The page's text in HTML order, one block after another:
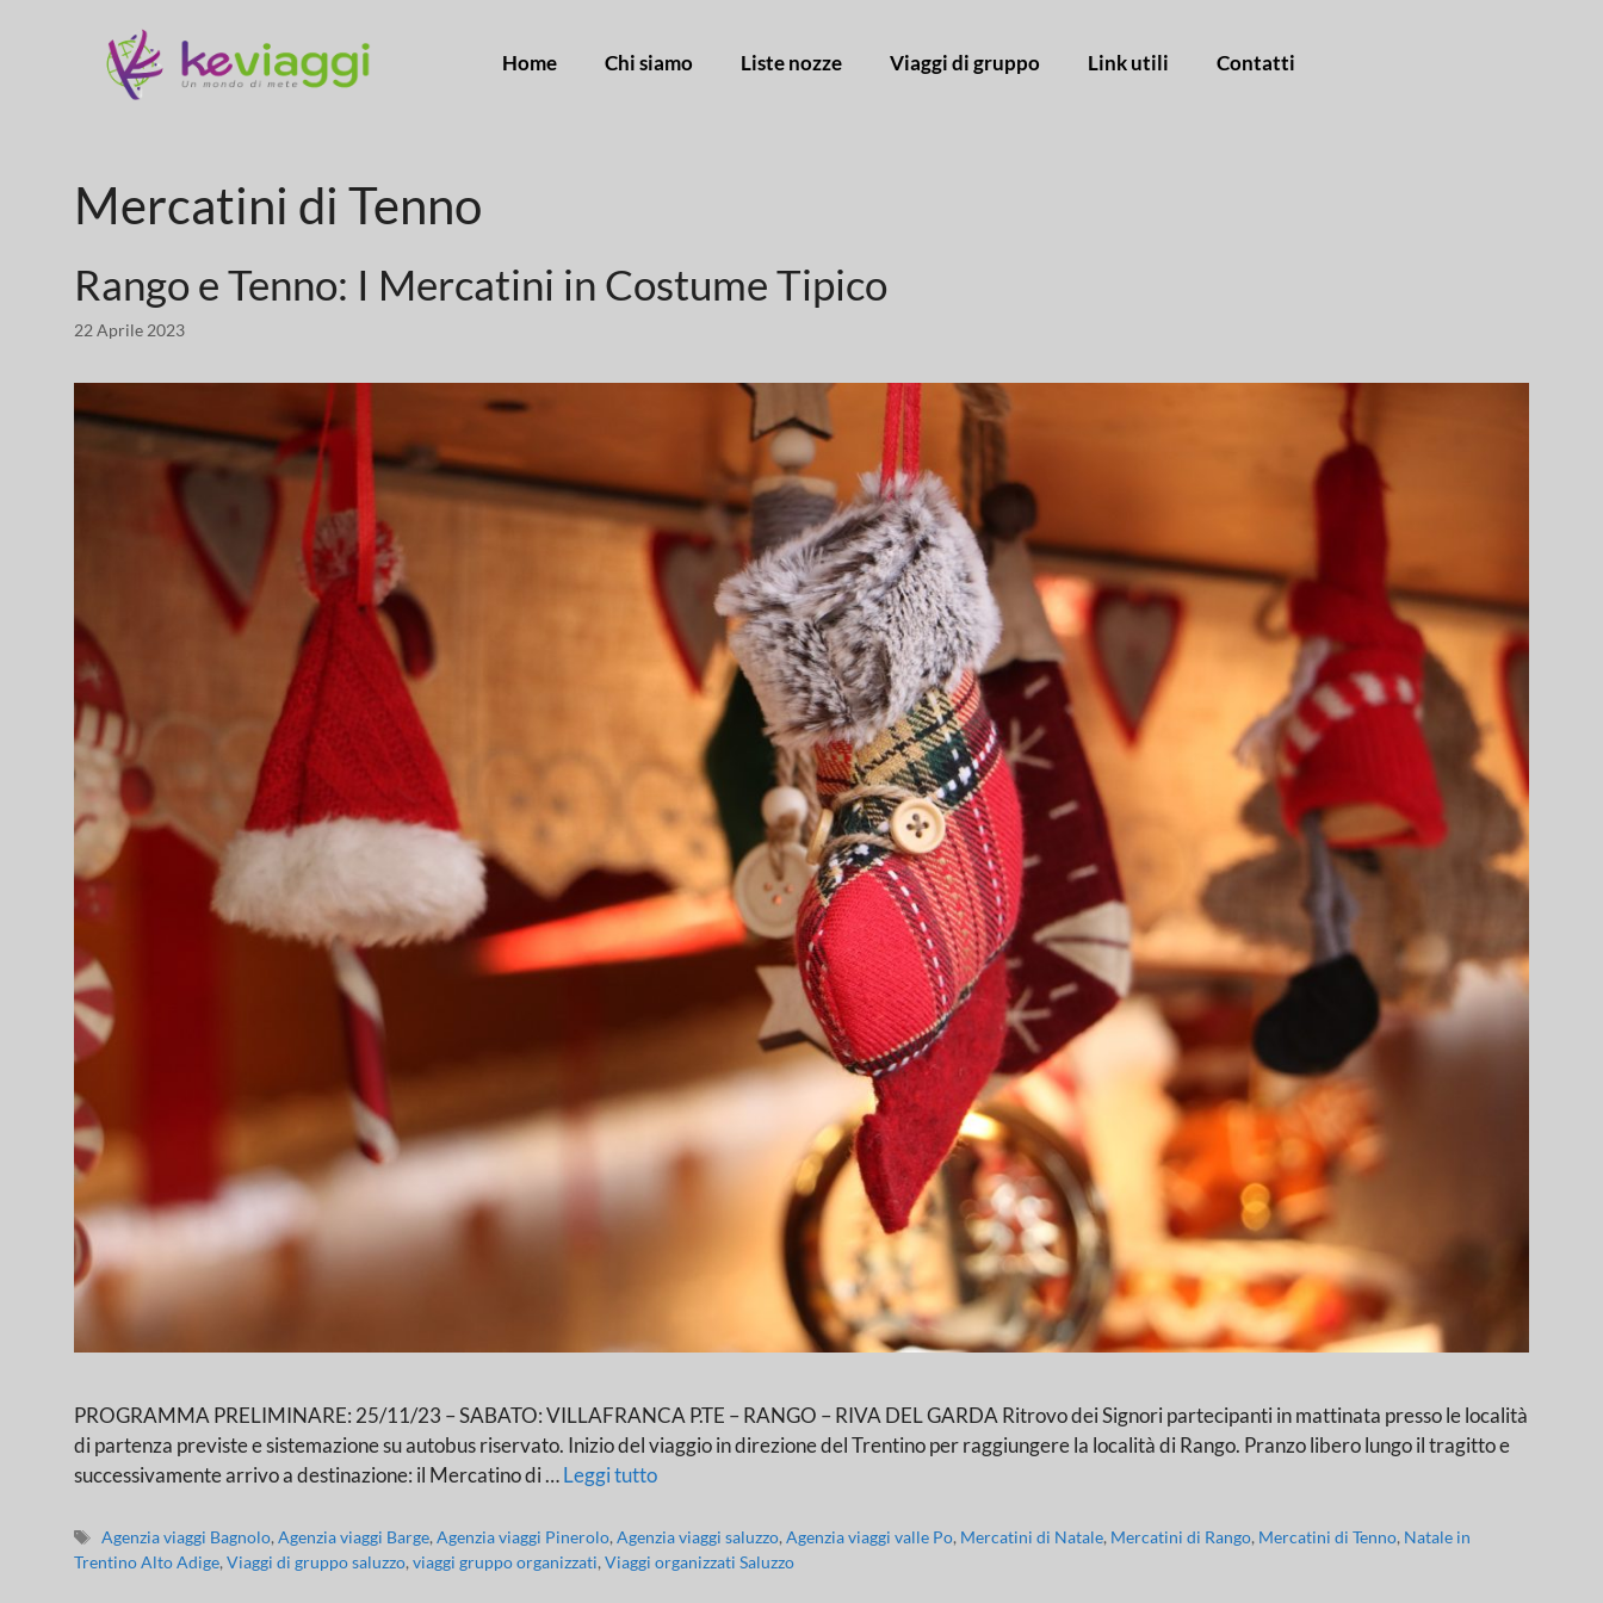
Home Chi siamo Liste nozze Viaggi di gruppo Link utili Contatti
Mercatini di Tenno
Rango e Tenno: I Mercatini in Costume Tipico
22 Aprile 2023
PROGRAMMA PRELIMINARE: 25/11/23 – SABATO: VILLAFRANCA P.TE – RANGO – RIVA DEL GARDA Ritrovo dei Signori partecipanti in mattinata presso le località
di partenza previste e sistemazione su autobus riservato. Inizio del viaggio in direzione del Trentino per raggiungere la località di Rango. Pranzo libero lungo il tragitto e
successivamente arrivo a destinazione: il Mercatino di …Leggi tutto
Agenzia viaggi Bagnolo,Agenzia viaggi Barge,Agenzia viaggi Pinerolo,Agenzia viaggi saluzzo,Agenzia viaggi valle Po, Mercatini di Natale, Mercatini di Rango, Mercatini di Tenno, Natale in
Trentino Alto Adige, Viaggi di gruppo saluzzo, viaggi gruppo organizzati, Viaggi organizzati Saluzzo